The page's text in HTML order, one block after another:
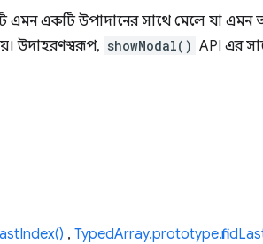
এমন একটি উপাদানের সাথে মেলে যা এমন
উদাহরণস্বরূপ, showModal() API এর
,